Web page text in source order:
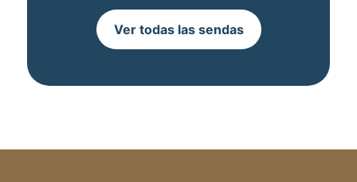
Ver todas las sendas